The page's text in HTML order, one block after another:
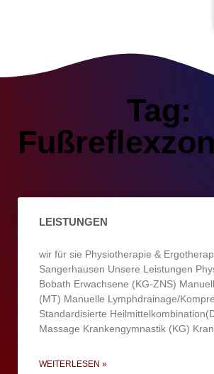
Tag:
LEISTUNGEN
wir für sie Physiotherapie &
Sangerhausen Unsere Leistungen
Bobath Erwachsene (KG-ZNS)
(MT) Manuelle Lymphdrainage/
Standardisierte
Massage Krankengymnastik (KG)
WEITERLESEN »